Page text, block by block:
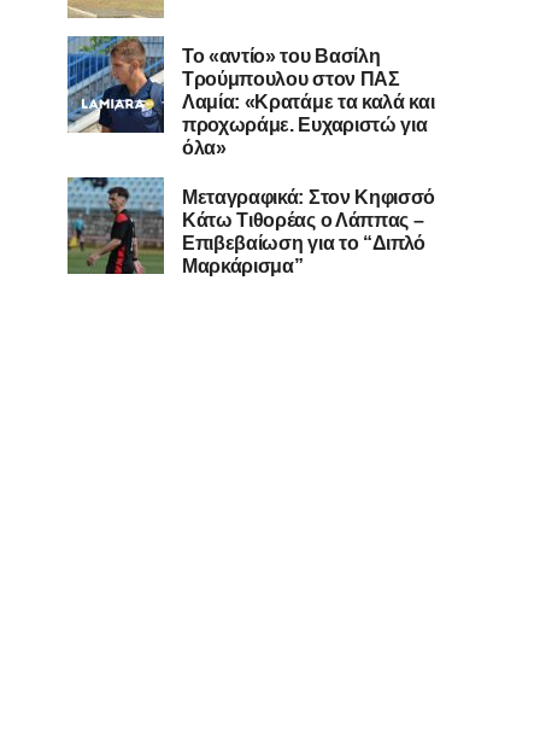
Το «αντίο» του Βασίλη
Τρούμπουλου στον ΠΑΣ
Λαμία: «Κρατάμε τα καλά και
προχωράμε. Ευχαριστώ για
όλα»
Μεταγραφικά: Στον Κηφισσό
Κάτω Τιθορέας ο Λάππας –
Επιβεβαίωση για το “Διπλό
Μαρκάρισμα”